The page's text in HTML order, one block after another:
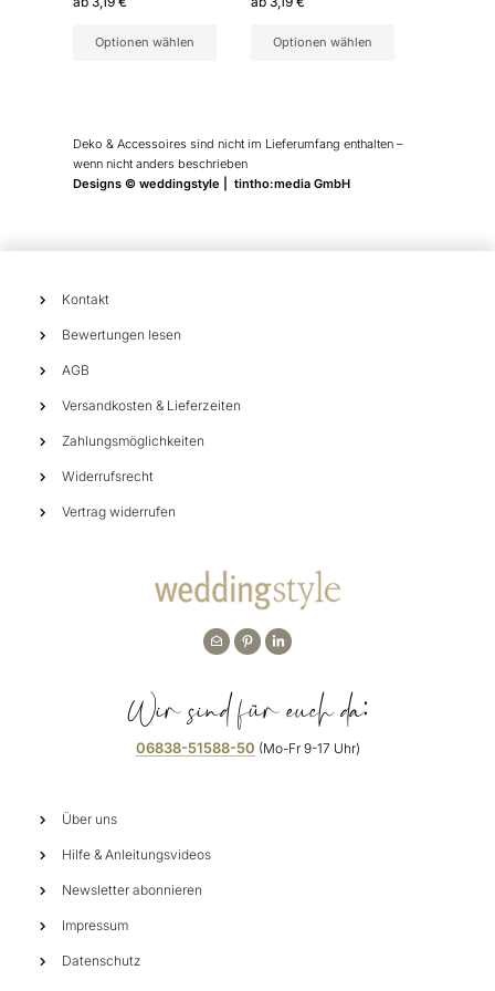
Optionen wählen
gewählt
Optionen wählen
gewählt
Deko & Accessoires sind nicht im Lieferumfang enthalten –
wenn nicht anders beschrieben
Designs © weddingstyle | tintho:media GmbH
Kontakt
Bewertungen lesen
AGB
Versandkosten & Lieferzeiten
Zahlungsmöglichkeiten
Widerrufsrecht
Vertrag widerrufen
Wir sind für euch da:
06838-51588-50 (Mo-Fr 9-17 Uhr)
Über uns
Hilfe & Anleitungsvideos
Newsletter abonnieren
Impressum
Datenschutz